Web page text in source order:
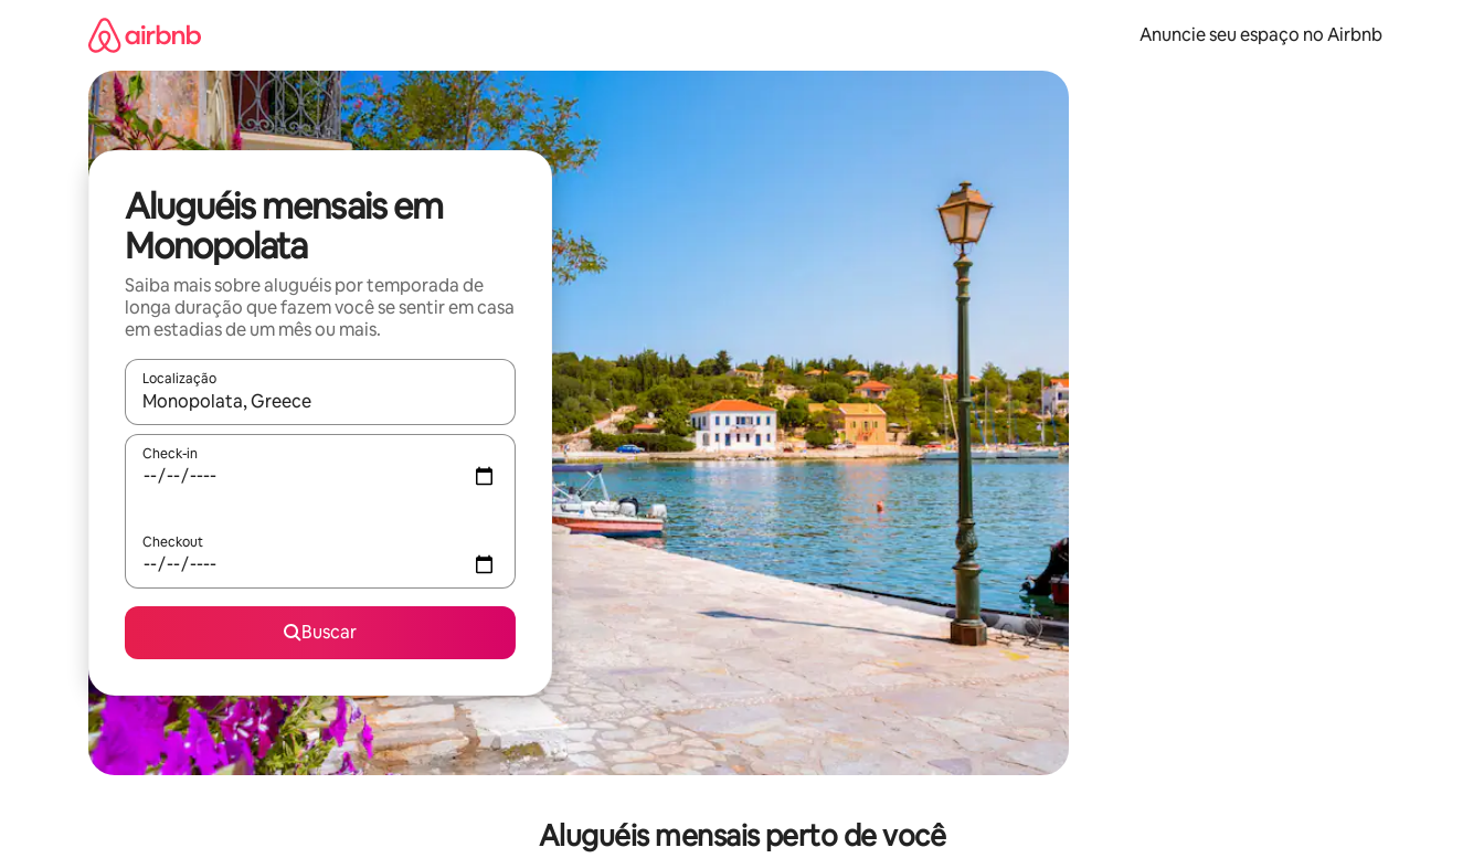
Anuncie seu espaço no Airbnb
Aluguéis mensais em
Monopolata
Saiba mais sobre aluguéis por temporada de
longa duração que fazem você se sentir em casa
em estadias de um mês ou mais.
Localização
Quando os resultados estiverem disponíveis, explore-os usando as seta para cima e para baixo do teclado ou tocando e deslizando o dedo na tela.
Check-in
Checkout
Buscar
Aluguéis mensais perto de você